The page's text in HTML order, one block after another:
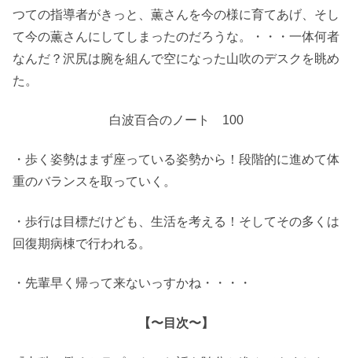
つての指導者がきっと、薫さんを今の様に育てあげ、そし
て今の薫さんにしてしまったのだろうな。・・・一体何者
なんだ？沢尻は腕を組んで空になった山吹のデスクを眺め
た。
白波百合のノート 100
・歩く姿勢はまず座っている姿勢から！段階的に進めて体
重のバランスを取っていく。
・歩行は目標だけども、生活を考える！そしてその多くは
回復期病棟で行われる。
・先輩早く帰って来ないっすかね・・・・
【〜目次〜】